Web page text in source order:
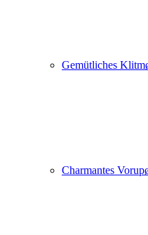
Gemütliches
Charmantes